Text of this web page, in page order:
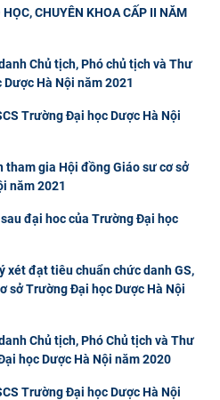
CHUYÊN KHOA CẤP II NĂM
Chủ tịch, Phó chủ tịch và Thư
Hà Nội năm 2021
Trường Đại học Dược Hà Nội
tham gia Hội đồng Giáo sư cơ sở
năm 2021
đại hoc của Trường Đại học
xét đạt tiêu chuẩn chức danh GS,
sở Trường Đại học Dược Hà Nội
Chủ tịch, Phó Chủ tịch và Thư
học Dược Hà Nội năm 2020
Trường Đại học Dược Hà Nội